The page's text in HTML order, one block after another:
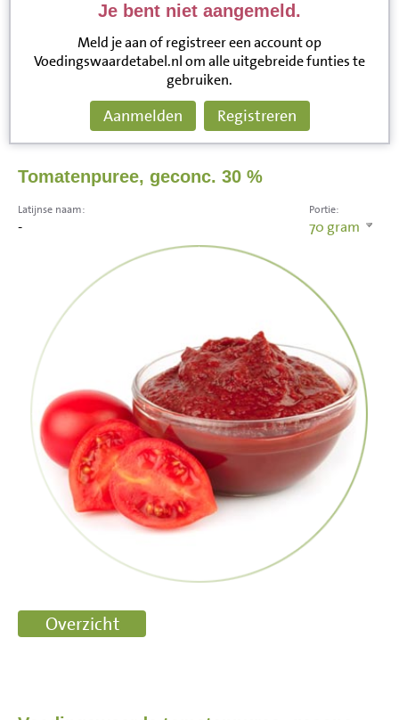
Je bent niet aangemeld.
Meld je aan of registreer een account op
Voedingswaardetabel.nl om alle uitgebreide funties te
gebruiken.
Aanmelden Registreren
Tomatenpuree, geconc. 30 %
Portie:
70 gram
Latijnse naam:
-